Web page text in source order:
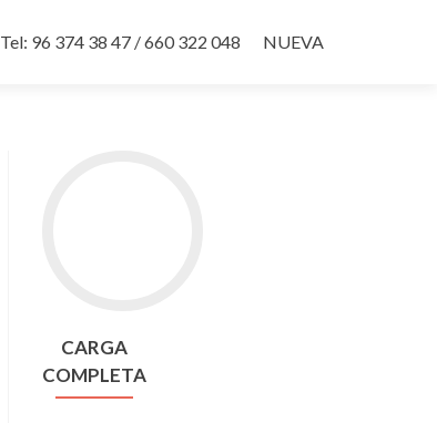
Tel: 96 374 38 47 / 660 322 048 NUEVA
CARGA
COMPLETA